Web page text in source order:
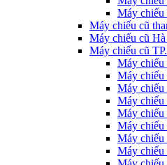
Máy chiếu
Máy chiếu cũ
Máy chiếu cũ
Máy chiếu cũ
Máy chiếu
Máy chiếu
Máy chiếu
Máy chiếu
Máy chiếu
Máy chiếu
Máy chiếu
Máy chiếu